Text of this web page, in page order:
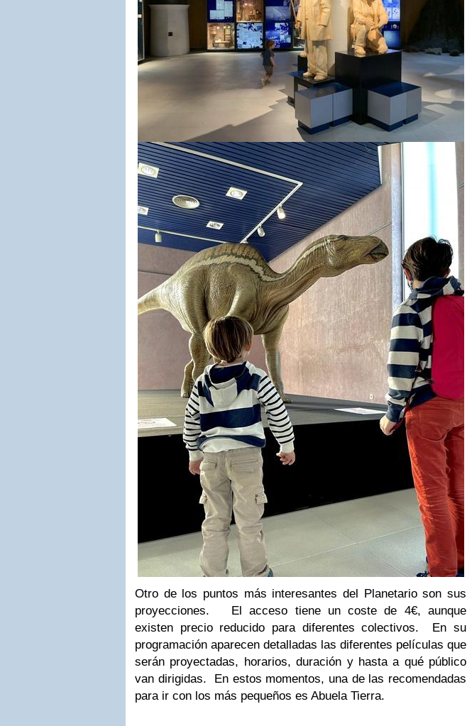
Otro de los puntos más interesantes del Planetario son sus
proyecciones. El acceso tiene un coste de 4€, aunque
existen precio reducido para diferentes colectivos. En su
programación aparecen detalladas las diferentes películas que
serán proyectadas, horarios, duración y hasta a qué público
van dirigidas. En estos momentos, una de las recomendadas
para ir con los más pequeños es Abuela Tierra.